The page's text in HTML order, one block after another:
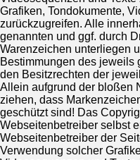
Grafiken, Tondokumente,
zurückzugreifen. Alle
genannten und ggf. durch
Warenzeichen unterliegen
Bestimmungen des jeweils
den Besitzrechten der
Allein aufgrund der bloßen
ziehen, dass
geschützt sind! Das
Webseitenbetreiber selbst
Webseitenbetreiber der
Verwendung solcher